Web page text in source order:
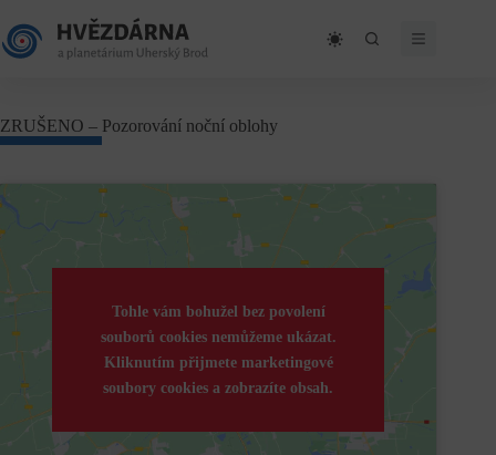
to
content
ZRUŠENO – Pozorování noční oblohy
Tohle vám bohužel bez povolení
souborů cookies nemůžeme ukázat.
Kliknutím přijmete marketingové
soubory cookies a zobrazíte obsah.